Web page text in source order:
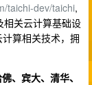
taichi-dev/taichi,
关云计算基础设
算相关技术，拥
、宾大、清华、